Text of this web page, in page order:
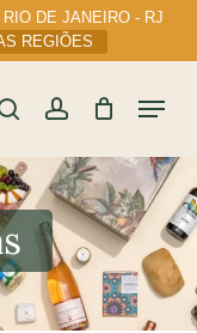
DE JANEIRO - RJ
REGIÕES
Menu
Close